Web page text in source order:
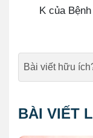
K của
Bài viết hữu
BÀI VIẾT